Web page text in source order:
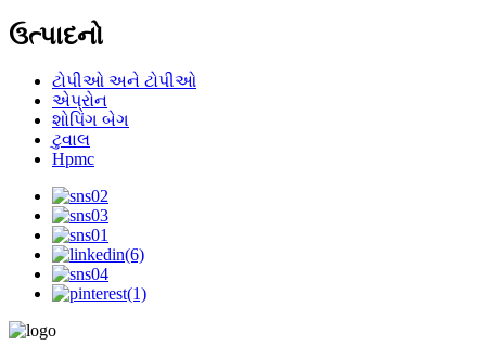
ઉત્પાદનો
ટોપીઓ અને ટોપીઓ
એપ્રોન
શોપિંગ બેગ
ટુવાલ
Hpmc